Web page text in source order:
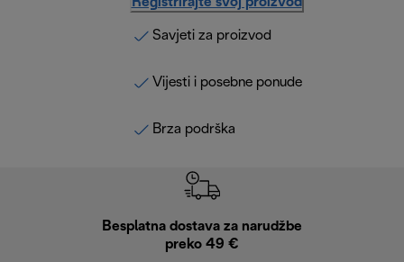
Savjeti za proizvod
Vijesti i posebne ponude
Brza podrška
Besplatna dostava za narudžbe
preko 49 €